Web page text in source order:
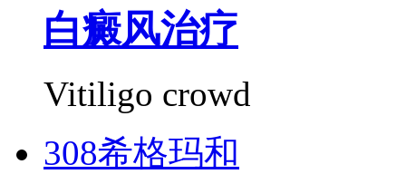
白癜风治疗
Vitiligo crowd
308希格玛和